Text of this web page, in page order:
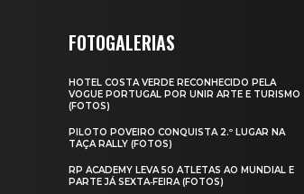
FOTOGALERIAS
HOTEL COSTA VERDE RECONHECIDO PELA
VOGUE PORTUGAL POR UNIR ARTE E TURISMO
(FOTOS)
PILOTO POVEIRO CONQUISTA 2.º LUGAR NA
TAÇA RALLY (FOTOS)
RP ACADEMY LEVA 50 ATLETAS AO MUNDIAL E
PARTE JÁ SEXTA‑FEIRA (FOTOS)